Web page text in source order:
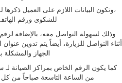
،وتكون البيانات اللازم على العميل
للشكوى ورقم
وذلك لسهولة التواصل معه، بالإضافة
أثناء التواصل للزيارة، أيضاً يتم تدوين
الجهاز والمشكلة
كما يكون الرقم الخاص بمراكز الصيانة
من الساعة التاسعة صباحاً من